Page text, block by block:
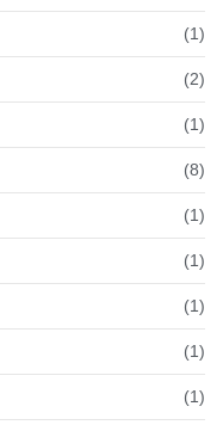
(1)
(2)
(1)
(8)
(1)
(1)
(1)
(1)
(1)